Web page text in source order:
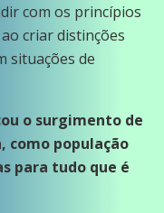
com os princípios
criar distinções
situações de
o surgimento de
como população
para tudo que é